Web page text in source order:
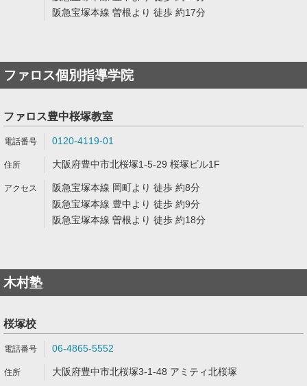
阪急宝塚本線 曽根より 徒歩 約17分
ファロス個別指導学院
ファロス豊中桜塚教室
0120-4119-01
大阪府豊中市北桜塚1-5-29 桜塚ビル1F
阪急宝塚本線 岡町より 徒歩 約8分
阪急宝塚本線 豊中より 徒歩 約9分
阪急宝塚本線 曽根より 徒歩 約18分
木村塾
桜塚校
06-4865-5552
大阪府豊中市北桜塚3-1-48 アミティ北桜塚